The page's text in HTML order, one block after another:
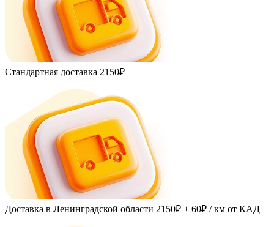
Стандартная доставка 2150₽
Доставка в Ленинградской области 2150₽ + 60₽ / км от КАД